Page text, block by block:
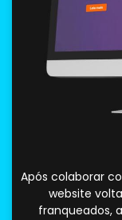
Após colaborar
website
franqueados,